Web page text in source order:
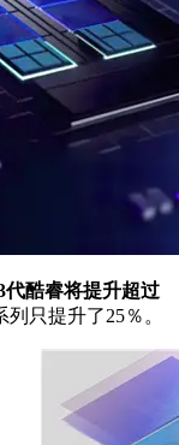
代酷睿将提升超过
只提升了25％。